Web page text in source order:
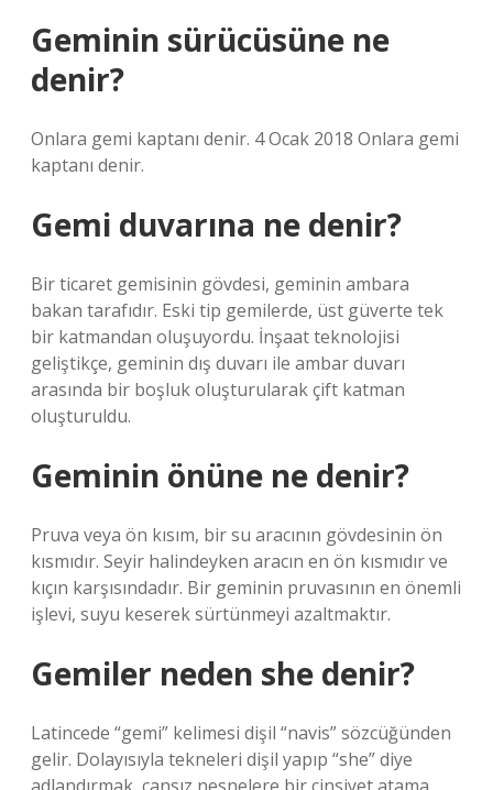
Geminin sürücüsüne ne
denir?
Onlara gemi kaptanı denir. 4 Ocak 2018 Onlara gemi
kaptanı denir.
Gemi duvarına ne denir?
Bir ticaret gemisinin gövdesi, geminin ambara
bakan tarafıdır. Eski tip gemilerde, üst güverte tek
bir katmandan oluşuyordu. İnşaat teknolojisi
geliştikçe, geminin dış duvarı ile ambar duvarı
arasında bir boşluk oluşturularak çift katman
oluşturuldu.
Geminin önüne ne denir?
Pruva veya ön kısım, bir su aracının gövdesinin ön
kısmıdır. Seyir halindeyken aracın en ön kısmıdır ve
kıçın karşısındadır. Bir geminin pruvasının en önemli
işlevi, suyu keserek sürtünmeyi azaltmaktır.
Gemiler neden she denir?
Latincede “gemi” kelimesi dişil “navis” sözcüğünden
gelir. Dolayısıyla tekneleri dişil yapıp “she” diye